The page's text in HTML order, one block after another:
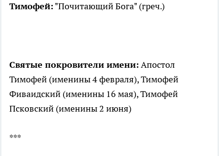
Тимофей: "Почитающий Бога" (греч.)
Святые покровители имени: Апостол
Тимофей (именины 4 февраля), Тимофей
Фиваидский (именины 16 мая), Тимофей
Псковский (именины 2 июня)
***